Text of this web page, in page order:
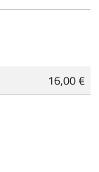
16,00 €